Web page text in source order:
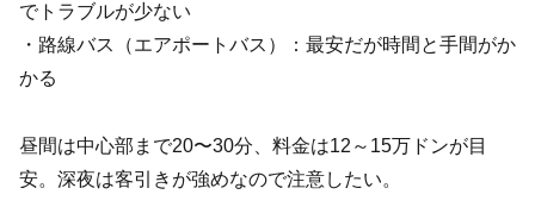
でトラブルが少ない
・路線バス（エアポートバス）：最安だが時間と手間がか
かる
昼間は中心部まで20〜30分、料金は12～15万ドンが目
安。深夜は客引きが強めなので注意したい。